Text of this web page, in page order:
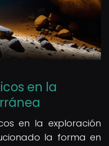
en la
en la exploración
la forma en